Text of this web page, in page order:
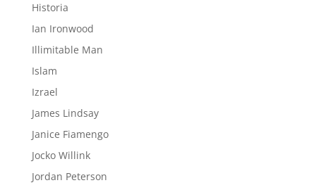
Historia
Ian Ironwood
Illimitable Man
Islam
Izrael
James Lindsay
Janice Fiamengo
Jocko Willink
Jordan Peterson